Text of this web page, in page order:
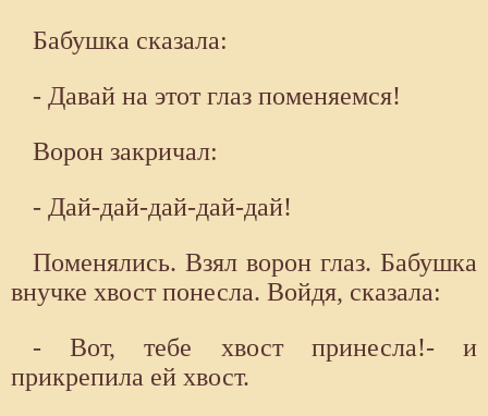
Бабушка сказала:
- Давай на этот глаз поменяемся!
Ворон закричал:
- Дай-дай-дай-дай-дай!
Поменялись. Взял ворон глаз. Бабушка
внучке хвост понесла. Войдя, сказала:
- Вот, тебе хвост принесла!- и
прикрепила ей хвост.